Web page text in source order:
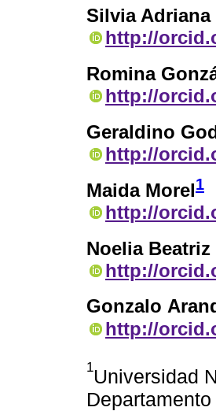
Silvia Adriana
http://
Romina
http://
Geraldino
http://
Maida Morel1
http://
Noelia Beatriz
http://
Gonzalo
http://
1Universidad